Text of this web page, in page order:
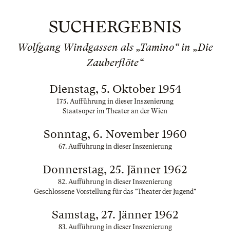
SUCHERGEBNIS
Wolfgang Windgassen als „Tamino“ in „Die
Zauberflöte“
Dienstag, 5. Oktober 1954
175. Aufführung in dieser Inszenierung
Staatsoper im Theater an der Wien
Sonntag, 6. November 1960
67. Aufführung in dieser Inszenierung
Donnerstag, 25. Jänner 1962
82. Aufführung in dieser Inszenierung
Geschlossene Vorstellung für das "Theater der Jugend"
Samstag, 27. Jänner 1962
83. Aufführung in dieser Inszenierung